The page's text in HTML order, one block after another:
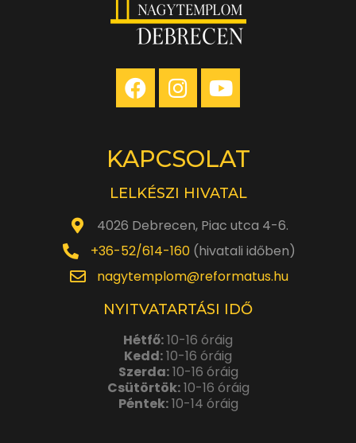
KAPCSOLAT
LELKÉSZI HIVATAL
4026 Debrecen, Piac utca 4-6.
+36-52/614-160(hivatali időben)
nagytemplom@reformatus.hu
NYITVATARTÁSI IDŐ
Hétfő:10-16 óráig
Kedd:10-16 óráig
Szerda:10-16 óráig
Csütörtök:10-16 óráig
Péntek:10-14 óráig